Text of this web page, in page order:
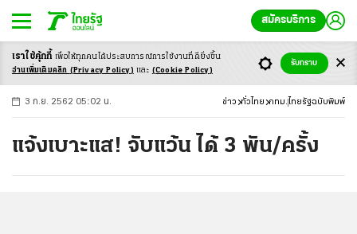
สมัครบริการ
-ก ก ก+
3 ก.ย. 2562 05:02 น. ข่าว ทั่วไทย กทม. ไทยรัฐฉบับพิมพ์
แจ้งเบาะแส! จับแว้น ได้ 3 พัน/ครั้ง
เราใช้คุ้กกี้ เพื่อให้ทุกคนได้ประสบการณ์การใช้งานที่ดียิ่งขึ้น
อ่านเพิ่มเติมคลิก (Privacy Policy) และ (Cookie Policy)
รับทราบ